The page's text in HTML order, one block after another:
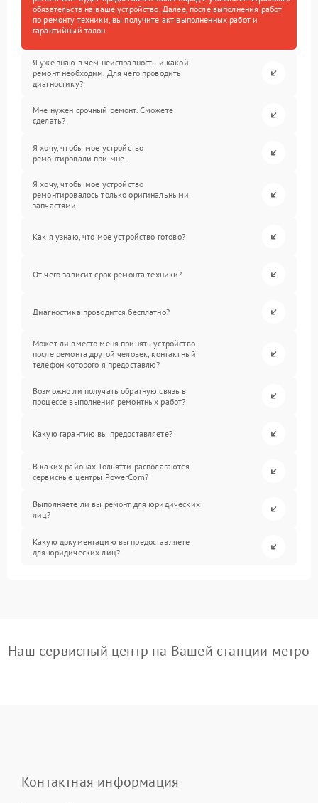
обязательств на ваше устройство. Далее, после выполнения работ
по ремонту техники, вы получите акт выполненных работ и
гарантийный талон.
Я уже знаю в чем неисправность и какой
ремонт необходим. Для чего проводить
диагностику?
Мне нужен срочный ремонт. Сможете
сделать?
Я хочу, чтобы мое устройство
ремонтировали при мне.
Я хочу, чтобы мое устройство
ремонтировалось только оригинальными
запчастями.
Как я узнаю, что мое устройство готово?
От чего зависит срок ремонта техники?
Диагностика проводится бесплатно?
Может ли вместо меня принять устройство
после ремонта другой человек, контактный
телефон которого я предоставлю?
Возможно ли получать обратную связь в
процессе выполнения ремонтных работ?
Какую гарантию вы предоставляете?
В каких районах Тольятти располагаются
сервисные центры PowerCom?
Выполняете ли вы ремонт для юридических
лиц?
Какую документацию вы предоставляете
для юридических лиц?
Наш сервисный центр на Вашей станции метро
Контактная информация